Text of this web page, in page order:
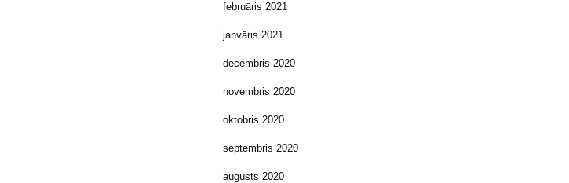
februāris 2021
janvāris 2021
decembris 2020
novembris 2020
oktobris 2020
septembris 2020
augusts 2020